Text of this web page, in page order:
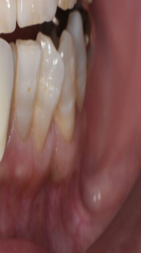
インプラント
入れ歯（義歯）
ホワイトニング